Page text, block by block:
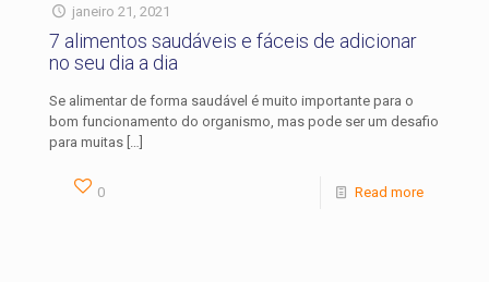
janeiro 21, 2021
7 alimentos saudáveis e fáceis de adicionar
no seu dia a dia
Se alimentar de forma saudável é muito importante para o
bom funcionamento do organismo, mas pode ser um desafio
para muitas […]
0 Read more